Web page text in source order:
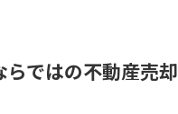
ではの不動産売却